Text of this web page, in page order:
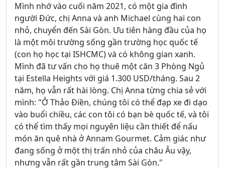
Mình nhớ vào cuối năm 2021, có một gia đình
người Đức, chị Anna và anh Michael cùng hai con
nhỏ, chuyển đến Sài Gòn. Ưu tiên hàng đầu của họ
là một môi trường sống gần trường học quốc tế
(con họ học tại ISHCMC) và có không gian xanh.
Mình đã tư vấn cho họ thuê một căn 3 Phòng Ngủ
tại Estella Heights với giá 1.300 USD/tháng. Sau 2
năm, họ vẫn rất hài lòng. Chị Anna từng chia sẻ với
mình: "Ở Thảo Điền, chúng tôi có thể đạp xe đi dạo
vào buổi chiều, các con tôi có bạn bè quốc tế, và tôi
có thể tìm thấy mọi nguyên liệu cần thiết để nấu
món ăn quê nhà ở Annam Gourmet. Cảm giác như
đang sống ở một thị trấn nhỏ của châu Âu vậy,
nhưng vẫn rất gần trung tâm Sài Gòn."